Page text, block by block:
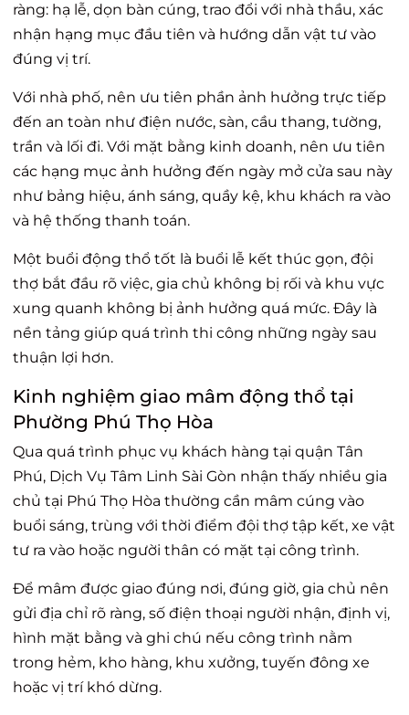
ràng: hạ lễ, dọn bàn cúng, trao đổi với nhà thầu, xác
nhận hạng mục đầu tiên và hướng dẫn vật tư vào
đúng vị trí.
Với nhà phố, nên ưu tiên phần ảnh hưởng trực tiếp
đến an toàn như điện nước, sàn, cầu thang, tường,
trần và lối đi. Với mặt bằng kinh doanh, nên ưu tiên
các hạng mục ảnh hưởng đến ngày mở cửa sau này
như bảng hiệu, ánh sáng, quầy kệ, khu khách ra vào
và hệ thống thanh toán.
Một buổi động thổ tốt là buổi lễ kết thúc gọn, đội
thợ bắt đầu rõ việc, gia chủ không bị rối và khu vực
xung quanh không bị ảnh hưởng quá mức. Đây là
nền tảng giúp quá trình thi công những ngày sau
thuận lợi hơn.
Kinh nghiệm giao mâm động thổ tại
Phường Phú Thọ Hòa
Qua quá trình phục vụ khách hàng tại quận Tân
Phú, Dịch Vụ Tâm Linh Sài Gòn nhận thấy nhiều gia
chủ tại Phú Thọ Hòa thường cần mâm cúng vào
buổi sáng, trùng với thời điểm đội thợ tập kết, xe vật
tư ra vào hoặc người thân có mặt tại công trình.
Để mâm được giao đúng nơi, đúng giờ, gia chủ nên
gửi địa chỉ rõ ràng, số điện thoại người nhận, định vị,
hình mặt bằng và ghi chú nếu công trình nằm
trong hẻm, kho hàng, khu xưởng, tuyến đông xe
hoặc vị trí khó dừng.